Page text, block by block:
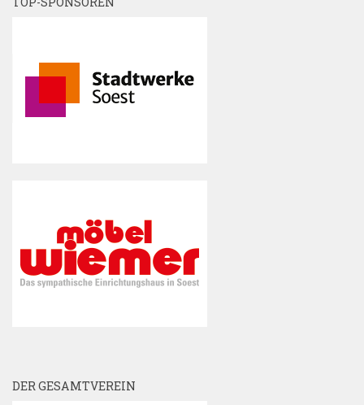
DER GESAMTVEREIN